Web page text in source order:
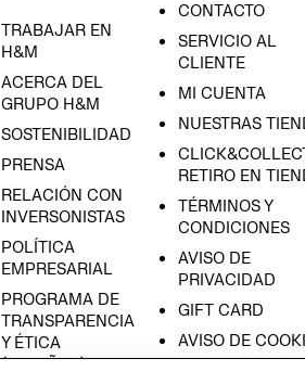
TRABAJAR EN
H&M
ACERCA DEL
GRUPO H&M
SOSTENIBILIDAD
PRENSA
RELACIÓN CON
INVERSONISTAS
POLÍTICA
EMPRESARIAL
PROGRAMA DE
TRANSPARENCIA
Y ÉTICA
(ESPAÑOL)
CONTACTO
SERVICIO AL
CLIENTE
MI CUENTA
NUESTRAS
RETIRO EN
TÉRMINOS Y
CONDICIONES
AVISO DE
PRIVACIDAD
GIFT CARD
AVISO DE